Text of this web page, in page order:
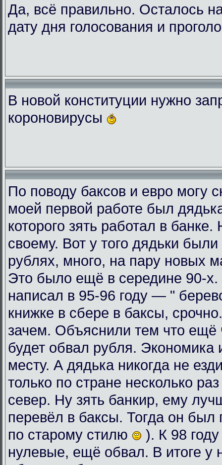
Да, всё правильно. Осталось
дату дня голосования и
В новой конституции нужно
короновирусы
По поводу баксов и евро могу
моей первой работе был
которого зять работал в
своему. Вот у того дядьки
рублях, много, на пару новых
Это было ещё в середине 90-х.
написал в 95-96 году — "
книжке в сбере в баксы,
зачем. Объяснили тем что ещё
будет обвал рубля. Экономика
месту. А дядька никогда не
только по стране несколько
север. Ну зять банкир, ему
перевёл в баксы. Тогда он был
по старому стилю
). К 98
нулевые, ещё обвал. В итоге у